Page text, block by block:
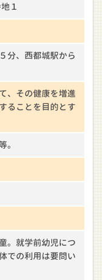
１
分、西都城駅から
、その健康を増進
ることを目的とす
。
。就学前幼児につ
での利用は要問い